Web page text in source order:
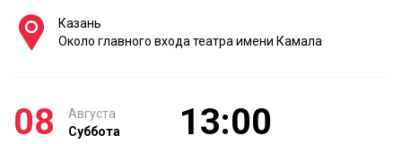
Казань
Около главного входа театра имени Камала
08
Августа
Суббота
13:00